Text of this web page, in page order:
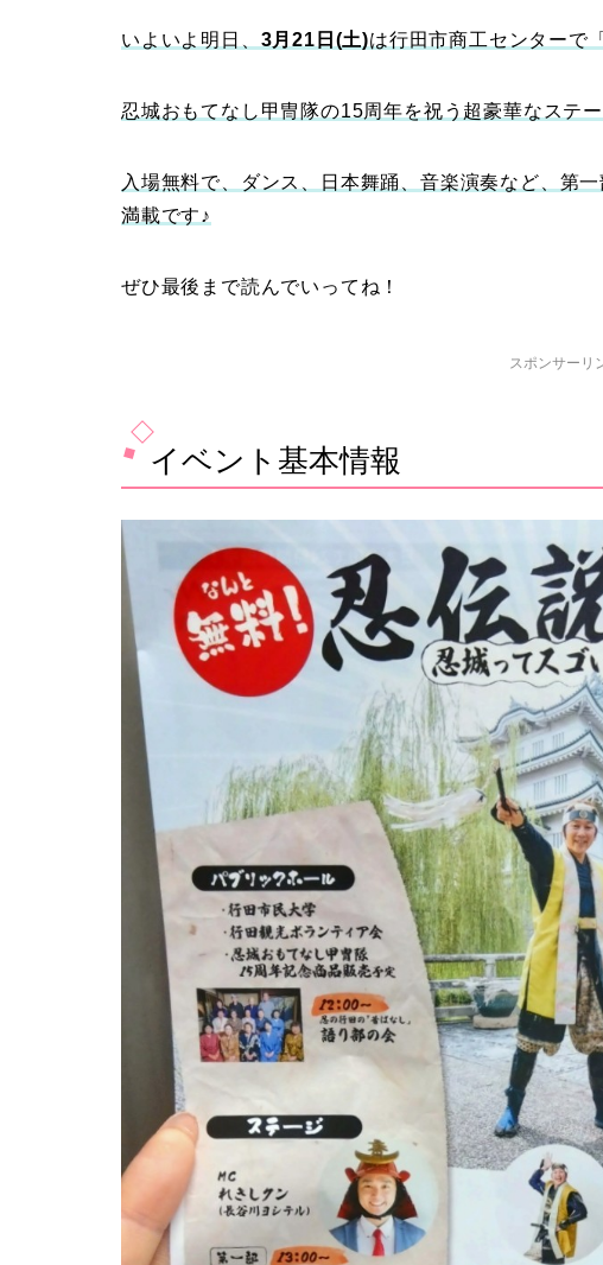
いよいよ明日、 3月21日(土)は行田市商工センターで「
忍城おもてなし甲冑隊の15周年を祝う超豪華なステー
入場無料で、ダンス、日本舞踊、音楽演奏など、第
満載です♪
ぜひ最後まで読んでいってね！
スポンサーリ
イベント基本情報